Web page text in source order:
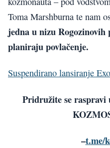
Toma Marshburna te nam
jedna u nizu
planiraju povlačenje.
Suspendirano lansiranje
Pridružite se raspravi
–t.me/